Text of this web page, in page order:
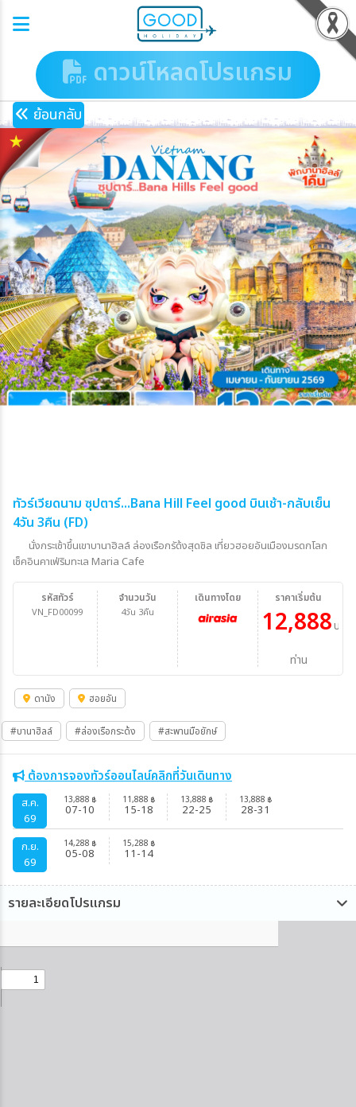
ดาวน์โหลดโปรแกรม
ย้อนกลับ
ทัวร์เวียดนาม ซุปตาร์...Bana Hill Feel good บินเช้า-กลับเย็น
4วัน 3คืน (FD)
นั่งกระเช้าขึ้นเขาบานาฮิลล์ ล่องเรือกรัด้งสุดชิล เที่ยวฮอยอันเมืองมรดกโลก
เช็คอินคาเฟ่ริมทะเล Maria Cafe
รหัสทัวร์
VN_FD00099
จำนวนวัน
4วัน 3คืน
ราคาเริ่มต้น
12,888บาท/
ท่าน
เดินทางโดย
ดานัง ฮอยอัน
#บานาฮิลล์ #ล่องเรือกระด้ง #สะพานมือยักษ์
ต้องการจองทัวร์ออนไลน์คลิกที่วันเดินทาง
ส.ค.
69
13,888 ฿
07-10
11,888 ฿
15-18
13,888 ฿
22-25
13,888 ฿
28-31
ก.ย.
69
14,288 ฿
05-08
15,288 ฿
11-14
รายละเอียดโปรแกรม